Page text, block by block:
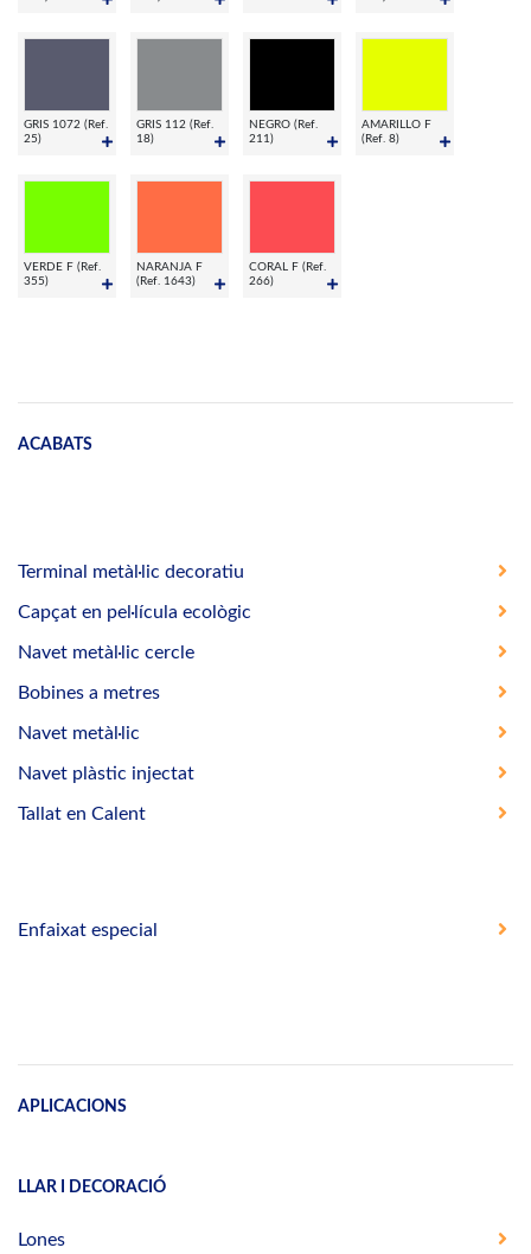
GRIS 1072 (Ref.
25)
GRIS 112 (Ref.
18)
NEGRO (Ref.
211)
AMARILLO F
(Ref. 8)
VERDE F (Ref.
355)
NARANJA F
(Ref. 1643)
CORAL F (Ref.
266)
ACABATS
Terminal metàl·lic decoratiu
Capçat en pel·lícula ecològic
Navet metàl·lic cercle
Bobines a metres
Navet metàl·lic
Navet plàstic injectat
Tallat en Calent
Enfaixat especial
APLICACIONS
LLAR I DECORACIÓ
Lones